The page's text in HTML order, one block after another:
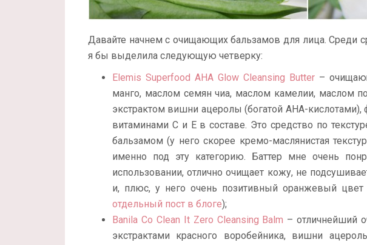
Давайте начнем с очищающих бальзамов для лица. Среди
я бы выделила следующую четверку:
Elemis Superfood AHA Glow Cleansing Butter –
манго, маслом семян чиа, маслом камелии, маслом
экстрактом вишни ацеролы (богатой AHA-
витаминами С и Е в составе. Это средство по
бальзамом (у него скорее кремо-маслянистая
именно под эту категорию. Баттер мне очень
использовании, отлично очищает кожу, не
и, плюс, у него очень позитивный оранжевый
отдельный пост в блоге);
Banila Co Clean It Zero Cleansing Balm – отличнейший
экстрактами красного воробейника, вишни